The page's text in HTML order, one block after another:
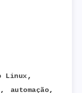
Linux,
, automação,